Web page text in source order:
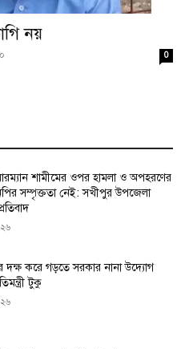
নয়
0
শামীমের ওপর হামলা ও অপহরণের
সম্পৃক্ততা নেই: সখীপুর উপজেলা
দক্ষ করে গড়তে সরকার নানা উদ্যোগ
টুকু